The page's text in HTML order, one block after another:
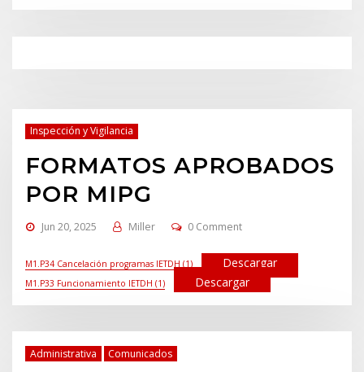
Inspección y Vigilancia
FORMATOS APROBADOS
POR MIPG
Jun 20, 2025 Miller 0 Comment
M1.P34 Cancelación programas IETDH (1) Descargar
M1.P33 Funcionamiento IETDH (1) Descargar
Administrativa Comunicados